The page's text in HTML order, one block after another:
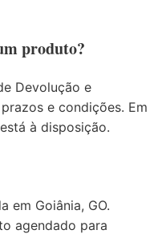
produto?
Devolução e
e condições. Em
à disposição.
em Goiânia, GO.
agendado para